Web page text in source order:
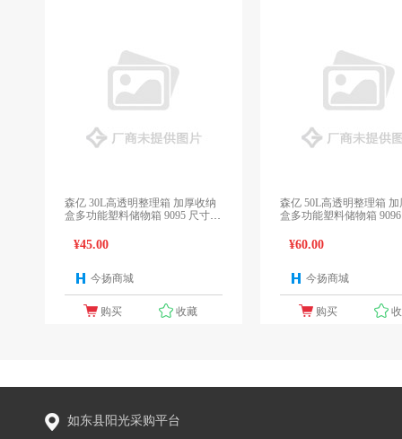
森亿 30L高透明整理箱 加厚收纳
盒多功能塑料储物箱 9095 尺寸：
¥45.00
今扬商城
购买 收藏
森亿 50L高透明整理箱
盒多功能塑料储物箱 9096 尺寸
¥60.00
今扬商城
购买
如东县阳光采购平台